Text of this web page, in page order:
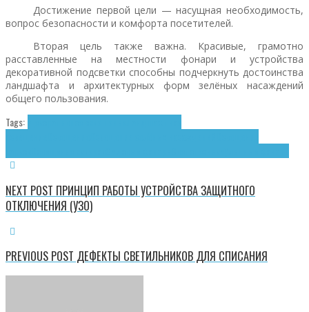
Достижение первой цели — насущная необходимость,
вопрос безопасности и комфорта посетителей.
Вторая цель также важна. Красивые, грамотно
расставленные на местности фонари и устройства
декоративной подсветки способны подчеркнуть достоинства
ландшафта и архитектурных форм зелёных насаждений
общего пользования.
Tags:
NEXT POST ПРИНЦИП РАБОТЫ УСТРОЙСТВА ЗАЩИТНОГО
ОТКЛЮЧЕНИЯ (УЗО)
PREVIOUS POST ДЕФЕКТЫ СВЕТИЛЬНИКОВ ДЛЯ СПИСАНИЯ